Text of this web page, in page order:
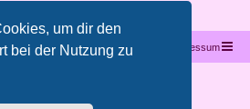
um dir den
bei der Nutzung zu
Übersicht Impressum
Kontakt
2012 - 2026 All rights reserved.